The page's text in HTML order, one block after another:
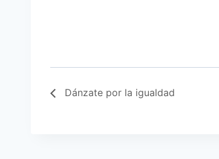
Dánzate por la igualdad